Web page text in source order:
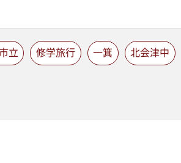
立 修学旅行 一箕 北会津中